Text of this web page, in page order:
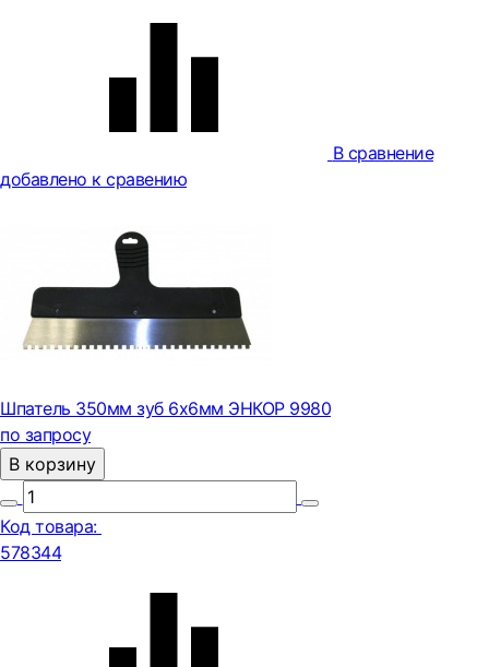
В сравнение
добавлено к сравению
Шпатель 350мм зуб 6х6мм ЭНКОР 9980
по запросу
В корзину
Код товара:
578344